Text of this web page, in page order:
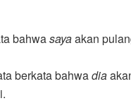
bahwasayaakan
berkata bahwadia